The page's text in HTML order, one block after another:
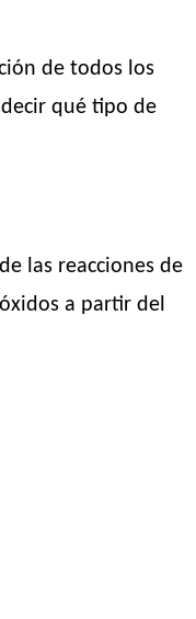
de todos los
qué tipo de
las reacciones de
a partir del